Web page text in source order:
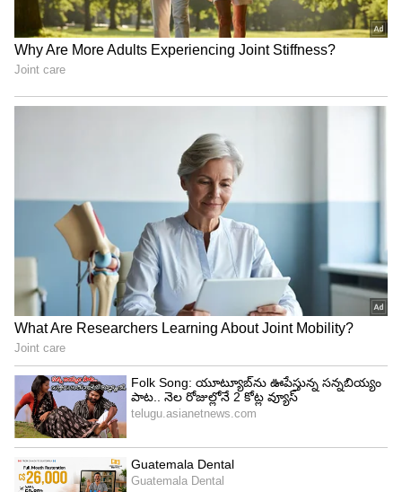
Related Articles
ChintaChiguru: చింతచిగురు కోడిగుడ్డు.. ఇలా చేసి
తింటే.. మటన్ కూడా పనికి రాదు..!